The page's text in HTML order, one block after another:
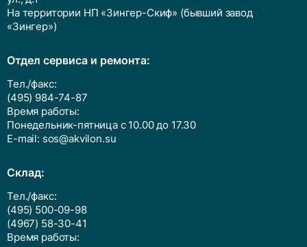
На территории НП «Зингер-Скиф» (бывший завод
«Зингер»)
Отдел сервиса и ремонта:
Тел./факс:
(495) 984-74-87
Время работы:
Понедельник-пятница с 10.00 до 17.30
E-mail: sos@akvilon.su
Cклад:
Тел./факс:
(495) 500-09-98
(4967) 58-30-41
Время работы: